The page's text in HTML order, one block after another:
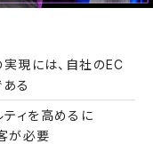
実現には、自社のEC
る
ィを高めるに
が必要